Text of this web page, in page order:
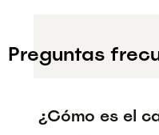
Preguntas
¿Cómo es el